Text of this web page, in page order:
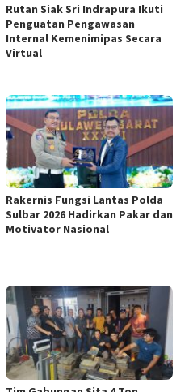
Rutan Siak Sri Indrapura Ikuti
Penguatan Pengawasan
Internal Kemenimipas Secara
Virtual
Rakernis Fungsi Lantas Polda
Sulbar 2026 Hadirkan Pakar dan
Motivator Nasional